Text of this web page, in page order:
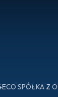
SPÓŁKA Z